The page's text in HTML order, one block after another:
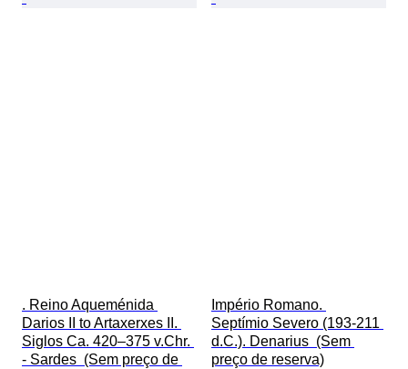
. Reino Aqueménida
Darios II to Artaxerxes II.
Siglos Ca. 420–375 v.Chr.
- Sardes  (Sem preço de
Império Romano.
Septímio Severo (193-211
d.C.). Denarius  (Sem
preço de reserva)